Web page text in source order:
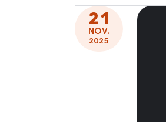
21
NOV.
2025